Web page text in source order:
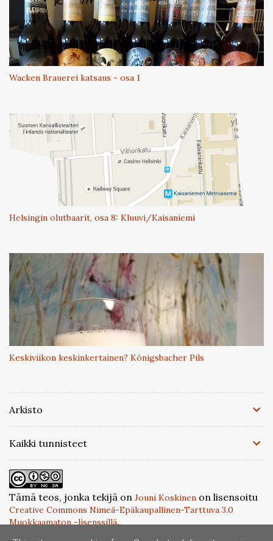
Wacken Brauerei katsaus - osa 1
Helsingin olutbaarit, osa 8: Kluuvi/Kaisaniemi
Keskiviikon keskinkertainen? Königsbacher Pils
Arkisto
Kaikki tunnisteet
Tämä teos, jonka tekijä on Jouni Koskinen on lisensoitu
Creative Commons Nimeä-Epäkaupallinen-Tarttuva 3.0
Muokkaamaton -lisenssillä.